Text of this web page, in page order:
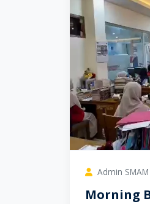
Admin
Morning